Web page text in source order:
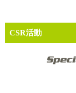
CSR活動